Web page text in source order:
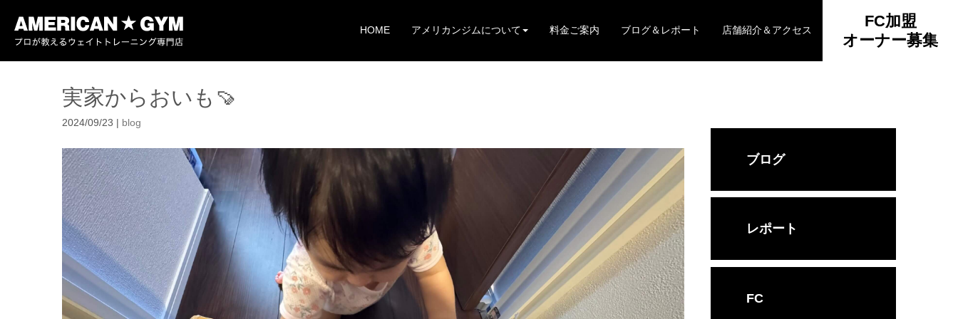
HOME アメリカンジムについて 料金ご案内 ブログ＆レポート 店舗紹介＆アクセス
FC加盟
オーナー募集
実家からおいも🍠
2024/09/23 blog
ブログ
レポート
FC